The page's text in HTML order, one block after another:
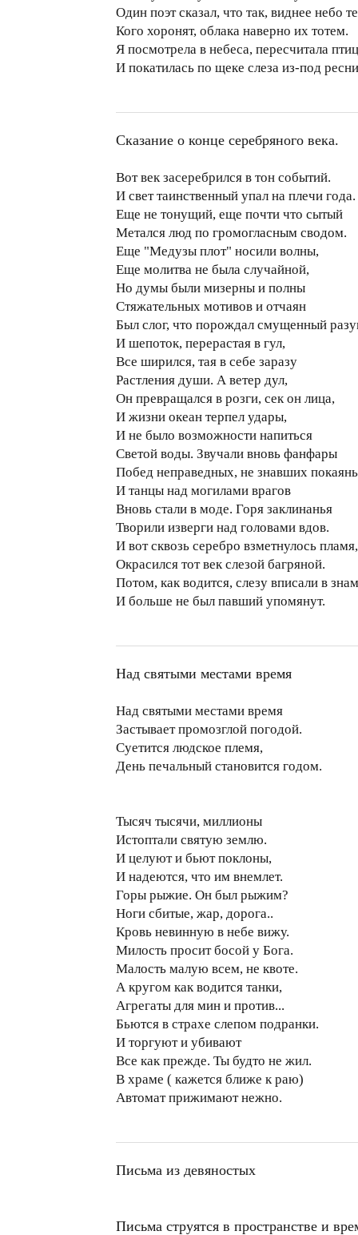
Один поэт сказал, что так, виднее небо
Кого хоронят, облака наверно их тотем.
Я посмотрела в небеса, пересчитала птиц
И покатилась по щеке слеза из-под
Сказание о конце серебряного века.
Вот век засеребрился в тон событий.
И свет таинственный упал на плечи года.
Еще не тонущий, еще почти что сытый
Метался люд по громогласным сводом.
Еще "Медузы плот" носили волны,
Еще молитва не была случайной,
Но думы были мизерны и полны
Стяжательных мотивов и отчаян
Был слог, что порождал смущенный
И шепоток, перерастая в гул,
Все ширился, тая в себе заразу
Растления души. А ветер дул,
Он превращался в розги, сек он лица,
И жизни океан терпел удары,
И не было возможности напиться
Светой воды. Звучали вновь фанфары
Побед неправедных, не знавших
И танцы над могилами врагов
Вновь стали в моде. Горя заклинанья
Творили изверги над головами вдов.
И вот сквозь серебро взметнулось пламя,
Окрасился тот век слезой багряной.
Потом, как водится, слезу вписали в
И больше не был павший упомянут.
Над святыми местами время
Над святыми местами время
Застывает промозглой погодой.
Суетится людское племя,
День печальный становится годом.
Тысяч тысячи, миллионы
Истоптали святую землю.
И целуют и бьют поклоны,
И надеются, что им внемлет.
Горы рыжие. Он был рыжим?
Ноги сбитые, жар, дорога..
Кровь невинную в небе вижу.
Милость просит босой у Бога.
Малость малую всем, не квоте.
А кругом как водится танки,
Агрегаты для мин и против...
Бьются в страхе слепом подранки.
И торгуют и убивают
Все как прежде. Ты будто не жил.
В храме ( кажется ближе к раю)
Автомат прижимают нежно.
Письма из девяностых
Письма струятся в пространстве и